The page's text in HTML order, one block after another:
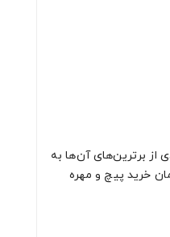
از برترین‌های آن‌ها به
خرید پیچ و مهره